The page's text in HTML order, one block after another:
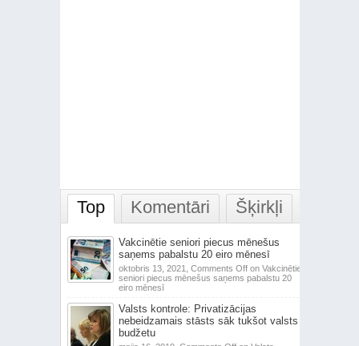
Top Komentāri Šķirkļi
Vakcinētie seniori piecus mēnešus
saņems pabalstu 20 eiro mēnesī
oktobris 13, 2021, Comments Offon Vakcinētie
seniori piecus mēnešus saņems pabalstu 20
eiro mēnesī
Valsts kontrole: Privatizācijas
nebeidzamais stāsts sāk tukšot valsts
budžetu